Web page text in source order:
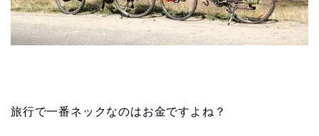
旅行で一番ネックなのはお金ですよね？